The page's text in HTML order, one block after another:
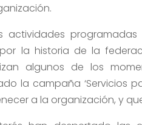
actividades
la historia de la
algunos de los
la campaña ‘Servicios
a la organización, y